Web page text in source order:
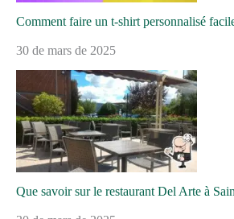
Comment faire un t-shirt personnalisé
30 de mars de 2025
Que savoir sur le restaurant Del Arte à